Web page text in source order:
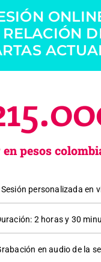
pesos
Sesión personalizada en
2 horas y 30
en audio de la